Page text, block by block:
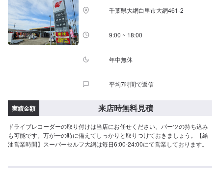
千葉県大網白里市大網461-2
9:00 ~ 18:00
年中無休
平均7時間で返信
実績金額 来店時無料見積
ドライブレコーダーの取り付けは当店にお任せください。パーツの持ち込み
も可能です。万が一の時に備えてしっかりと取りつけておきましょう。【給
油営業時間】スーパーセルフ大網は毎日6:00-24:00にて営業しております。